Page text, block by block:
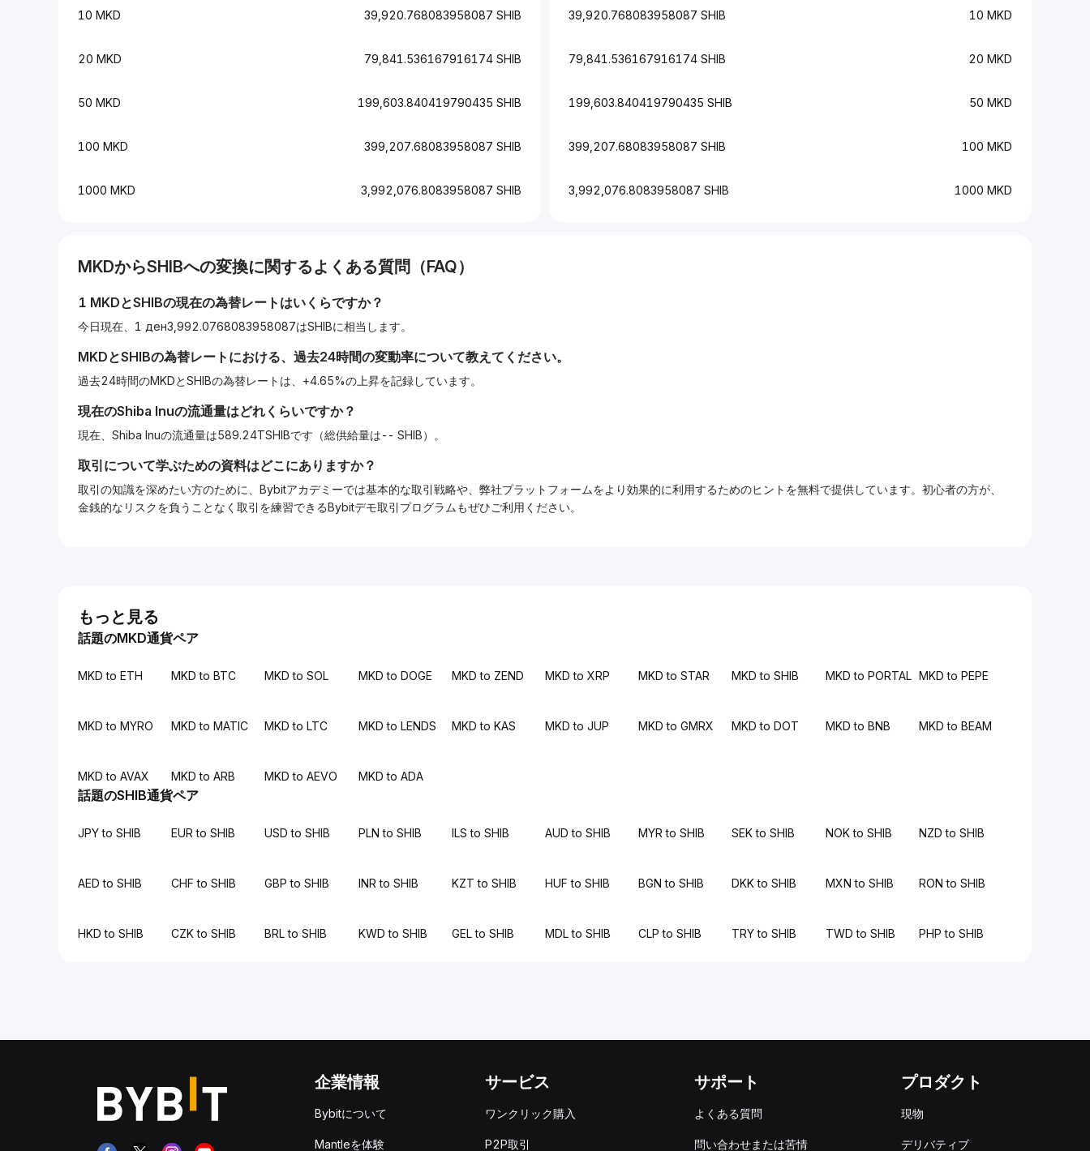
39,920.768083958087 SHIB 10 MKD
79,841.536167916174 SHIB 20 MKD
199,603.840419790435 SHIB 50 MKD
399,207.68083958087 SHIB 100 MKD
3,992,076.8083958087 SHIB 1000 MKD
10 MKD 39,920.768083958087 SHIB
20 MKD 79,841.536167916174 SHIB
50 MKD 199,603.840419790435 SHIB
100 MKD 399,207.68083958087 SHIB
1000 MKD 3,992,076.8083958087 SHIB
MKDからSHIBへの変換に関するよくある質問（FAQ）
1 MKDとSHIBの現在の為替レートはいくらですか？
今日現在、1 ден3,992.0768083958087はSHIBに相当します。
MKDとSHIBの為替レートにおける、過去24時間の変動率について教えてください。
過去24時間のMKDとSHIBの為替レートは、+4.65%の上昇を記録しています。
現在のShiba Inuの流通量はどれくらいですか？
現在、Shiba Inuの流通量は589.24TSHIBです（総供給量は-- SHIB）。
取引について学ぶための資料はどこにありますか？
取引の知識を深めたい方のために、Bybitアカデミーでは基本的な取引戦略や、弊社プラットフォームをより効果的に利用するためのヒントを無料で提供しています。初心者の方が、
金銭的なリスクを負うことなく取引を練習できるBybitデモ取引プログラムもぜひご利用ください。
もっと見る
話題のMKD通貨ペア
MKD to ETH MKD to BTC MKD to SOL MKD to DOGE MKD to ZEND MKD to XRP MKD to STAR MKD to SHIB MKD to PORTAL MKD to PEPE
MKD to MYRO MKD to MATIC MKD to LTC MKD to LENDS MKD to KAS MKD to JUP MKD to GMRX MKD to DOT MKD to BNB MKD to BEAM
MKD to AVAX MKD to ARB MKD to AEVO MKD to ADA
話題のSHIB通貨ペア
JPY to SHIB EUR to SHIB USD to SHIB PLN to SHIB ILS to SHIB AUD to SHIB MYR to SHIB SEK to SHIB NOK to SHIB NZD to SHIB
AED to SHIB CHF to SHIB GBP to SHIB INR to SHIB KZT to SHIB HUF to SHIB BGN to SHIB DKK to SHIB MXN to SHIB RON to SHIB
HKD to SHIB CZK to SHIB BRL to SHIB KWD to SHIB GEL to SHIB MDL to SHIB CLP to SHIB TRY to SHIB TWD to SHIB PHP to SHIB
企業情報
Bybitについて
Mantleを体験
サービス
ワンクリック購入
P2P取引
サポート
よくある質問
問い合わせまたは苦情
プロダクト
現物
デリバティブ